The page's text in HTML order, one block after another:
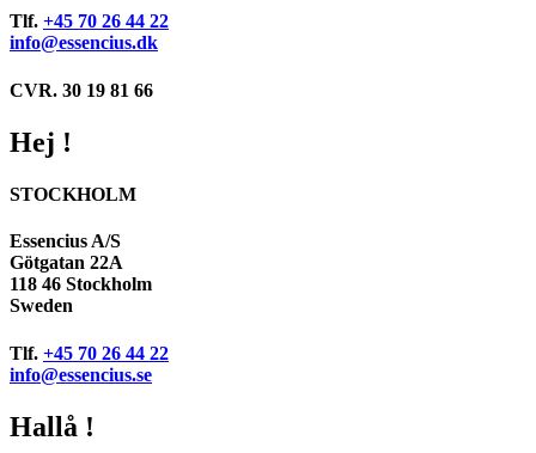
Tlf. +45 70 26 44 22
info@essencius.dk
CVR. 30 19 81 66
Hej !
STOCKHOLM
Essencius A/S
Götgatan 22A
118 46 Stockholm
Sweden
Tlf. +45 70 26 44 22
info@essencius.se
Hallå !